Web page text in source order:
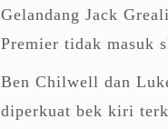
Gelandang Jack
Premier tidak masuk
Ben Chilwell dan
diperkuat bek kiri